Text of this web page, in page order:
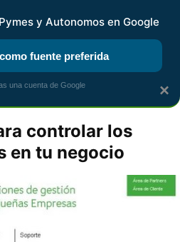
marca que se menciona +info
controlar los
en tu negocio
×
y Autonomos en Google
fuente preferida
una cuenta de Google